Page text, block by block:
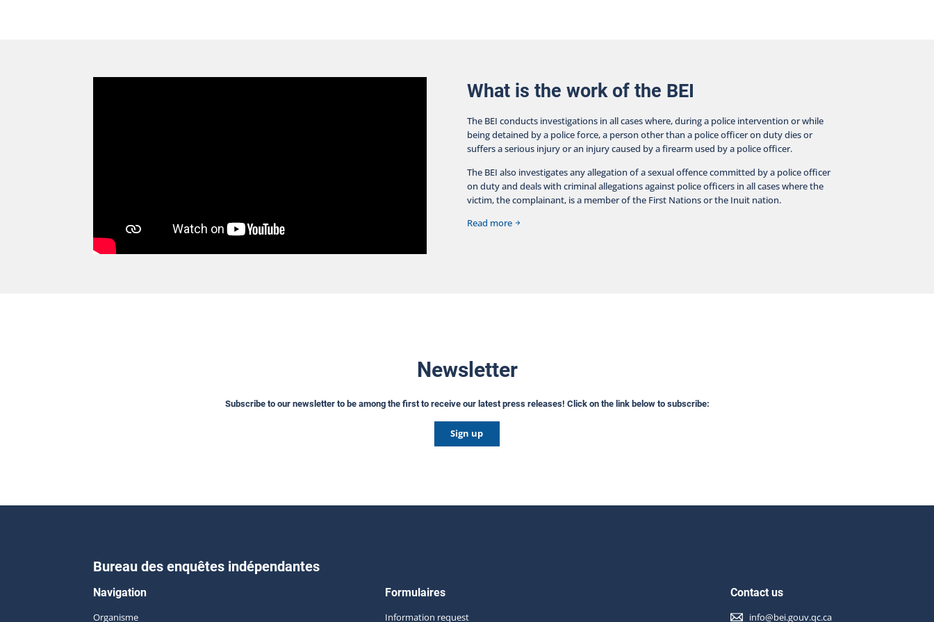
independent police force that conducts its
investigations with transparency, impartiality, and
events has been entrusted to the Sûreté du Québec,
which will act as the supporting police service for the
BEI. The BEI is asking anyone who witnessed the event
to contact them via their website at
https://www.bei.gouv.qc.ca/nous-joindre. A news
release including additional details about the
intervention will be issued once the BEI has gathered
What is the work of the BEI
The BEI conducts investigations in all cases where, during a police intervention or while
being detained by a police force, a person other than a police officer on duty dies or
suffers a serious injury or an injury caused by a firearm used by a police officer.
The BEI also investigates any allegation of a sexual offence committed by a police officer
on duty and deals with criminal allegations against police officers in all cases where the
victim, the complainant, is a member of the First Nations or the Inuit nation.
Read more
Newsletter
Subscribe to our newsletter to be among the first to receive our latest press releases! Click on the link below to subscribe:
Sign up
Bureau des enquêtes indépendantes
Navigation
Organisme
Formulaires
Information request
Contact us
info@bei.gouv.qc.ca